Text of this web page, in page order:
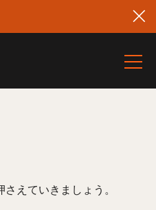
えていきましょう。